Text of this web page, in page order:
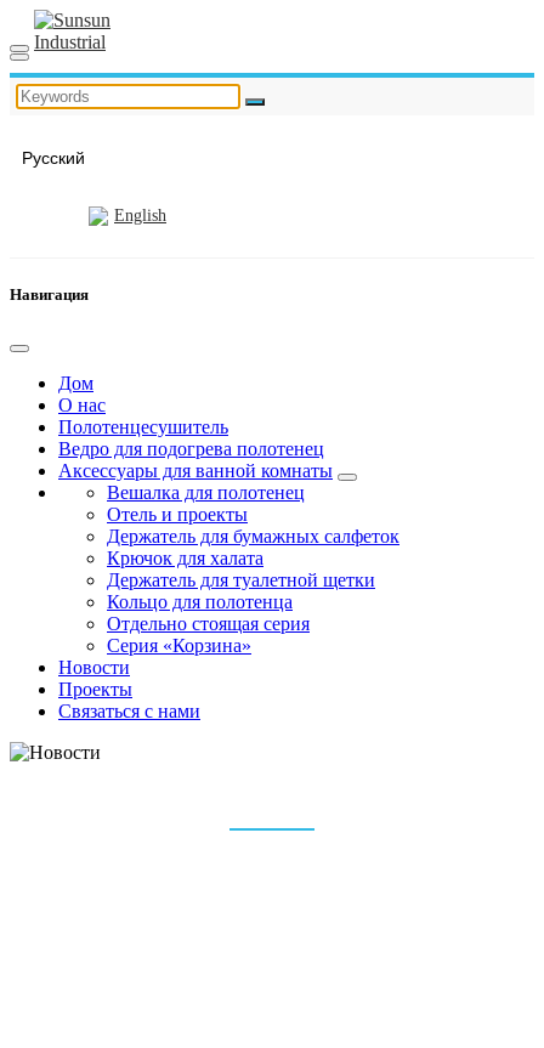
Русский
English
Навигация
Дом
О нас
Полотенцесушитель
Ведро для подогрева полотенец
Аксессуары для ванной комнаты
Вешалка для полотенец
Отель и проекты
Держатель для бумажных салфеток
Крючок для халата
Держатель для туалетной щетки
Кольцо для полотенца
Отдельно стоящая серия
Серия «Корзина»
Новости
Проекты
Связаться с нами